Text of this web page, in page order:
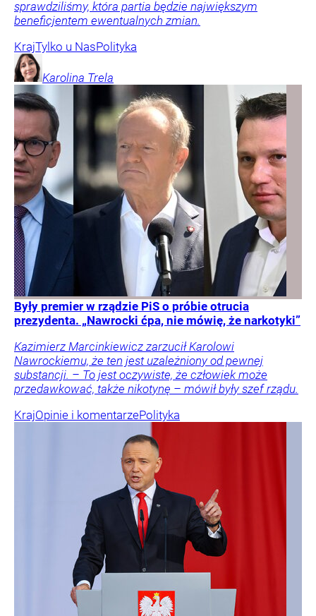
sprawdziliśmy, która partia będzie największym
beneficjentem ewentualnych zmian.
KrajTylko u NasPolityka
Karolina Trela
Były premier w rządzie PiS o próbie otrucia
prezydenta. „Nawrocki ćpa, nie mówię, że narkotyki”
Kazimierz Marcinkiewicz zarzucił Karolowi
Nawrockiemu, że ten jest uzależniony od pewnej
substancji. – To jest oczywiste, że człowiek może
przedawkować, także nikotynę – mówił były szef rządu.
KrajOpinie i komentarzePolityka